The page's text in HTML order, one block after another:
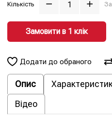
Кількість
Замовити в 1 клiк
Додати до обраного
Опис
Відео